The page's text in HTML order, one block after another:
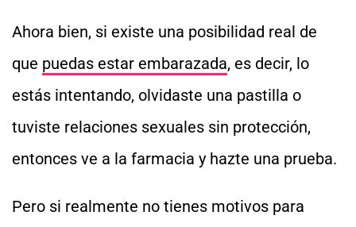
Ahora bien, si existe una posibilidad real de
que puedas estar embarazada, es decir, lo
estás intentando, olvidaste una pastilla o
tuviste relaciones sexuales sin protección,
entonces ve a la farmacia y hazte una prueba.
Pero si realmente no tienes motivos para